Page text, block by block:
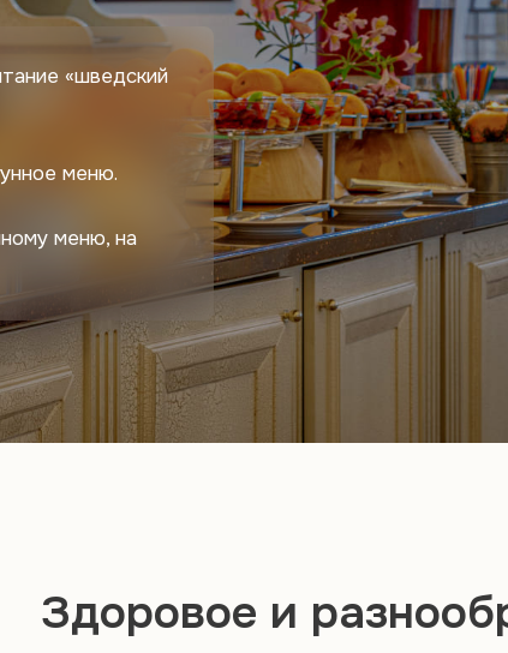
«шведский
меню.
меню, на
Здоровое и